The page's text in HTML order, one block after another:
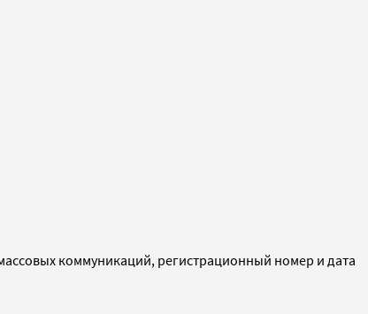
коммуникаций, регистрационный номер и дата